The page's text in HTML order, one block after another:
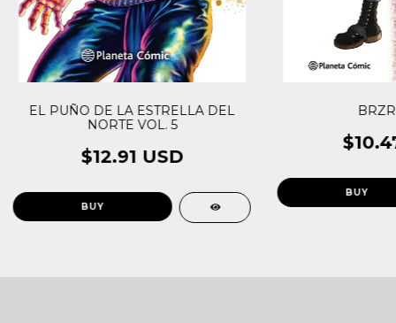
EL PUÑO DE LA ESTRELLA DEL
NORTE VOL. 5
$12.91 USD